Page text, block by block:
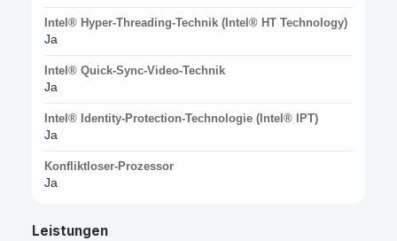
Intel® Hyper-Threading-Technik (Intel® HT Technology)
Ja
Intel® Quick-Sync-Video-Technik
Ja
Intel® Identity-Protection-Technologie (Intel® IPT)
Ja
Konfliktloser-Prozessor
Ja
Leistungen